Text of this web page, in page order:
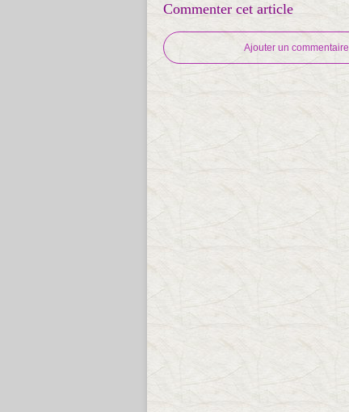
Commenter cet article
Ajouter un commentaire